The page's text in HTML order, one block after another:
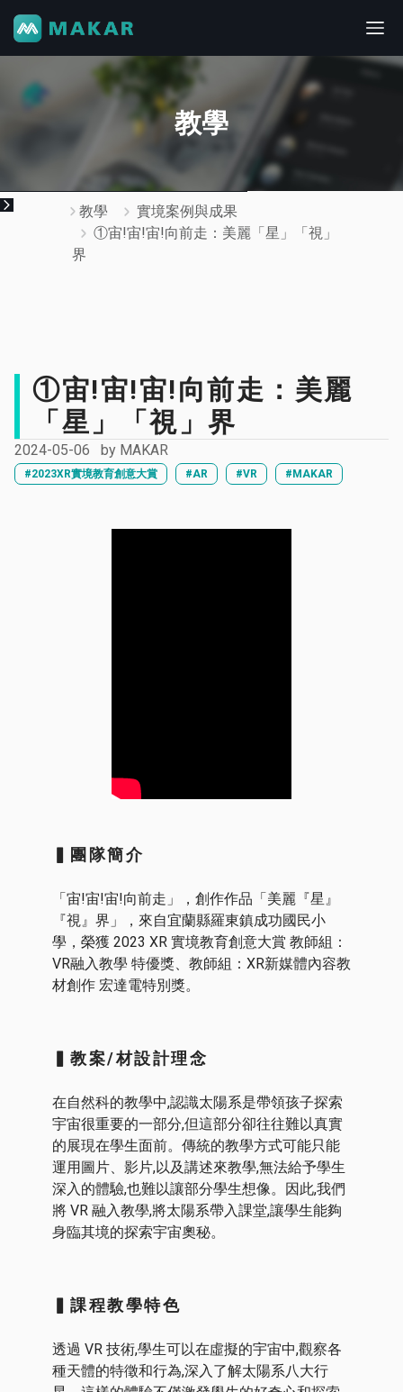
教學
教學
實境案例與成果
①宙!宙!宙!向前走：美麗「星」「視」
界
①宙!宙!宙!向前走：美麗
「星」「視」界
2024-05-06 by MAKAR
#2023XR實境教育創意大賞 #AR #VR #MAKAR
▍團隊簡介
「宙!宙!宙!向前走」，創作作品「美麗『星』
『視』界」，來自宜蘭縣羅東鎮成功國民小
學，榮獲 2023 XR 實境教育創意大賞 教師組：
VR融入教學 特優獎、教師組：XR新媒體內容教
材創作 宏達電特別獎。
▍教案/材設計理念
在自然科的教學中,認識太陽系是帶領孩子探索
宇宙很重要的一部分,但這部分卻往往難以真實
的展現在學生面前。傳統的教學方式可能只能
運用圖片、影片,以及講述來教學,無法給予學生
深入的體驗,也難以讓部分學生想像。因此,我們
將 VR 融入教學,將太陽系帶入課堂,讓學生能夠
身臨其境的探索宇宙奧秘。
▍課程教學特色
透過 VR 技術,學生可以在虛擬的宇宙中,觀察各
種天體的特徵和行為,深入了解太陽系八大行